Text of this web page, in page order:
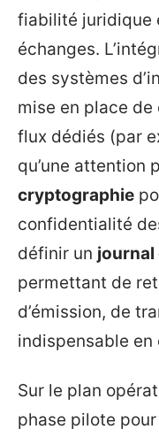
fiabilité juridique
échanges.
des systèmes
mise en place
flux dédiés (par
qu’une attention
cryptographie
confidentialité
définir un journal
permettant de
d’émission, de
indispensable en
Sur le plan
phase pilote pour